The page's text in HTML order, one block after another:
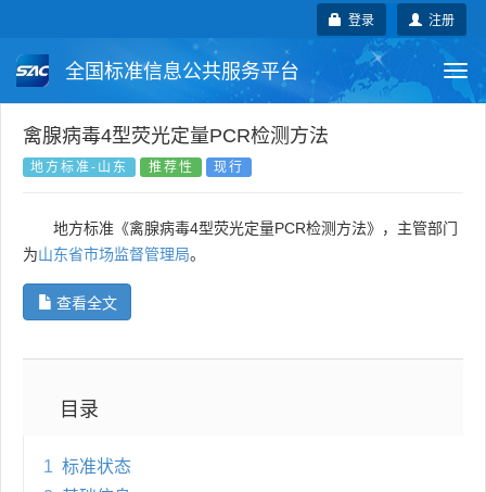
注册
登录
全国标准信息公共服务平台
国家标准 行业标准
国外标准 技术委员会
禽腺病毒4型荧光定量PCR检测方法
地方标准-山东 推荐性 现行
地方标准《禽腺病毒4型荧光定量PCR检测方法》，主管部门
为山东省市场监督管理局。
查看全文
目录
1 标准状态